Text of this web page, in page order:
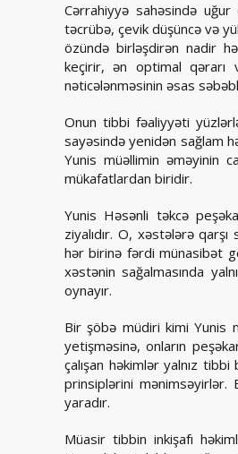
Cərrahiyyə sahəsində
təcrübə, çevik düşüncə və
özündə birləşdirən nadir
keçirir, ən optimal qərarı
nəticələnməsinin əsas
Onun tibbi fəaliyyəti
sayəsində yenidən sağlam
Yunis müəllimin əməyinin
mükafatlardan biridir.
Yunis Həsənli təkcə
ziyalıdır. O, xəstələrə
hər birinə fərdi münasibət
xəstənin sağalmasında
oynayır.
Bir şöbə müdiri kimi Yunis
yetişməsinə, onların
çalışan həkimlər yalnız
prinsiplərini mənimsəyirlər.
yaradır.
Müasir tibbin inkişafı